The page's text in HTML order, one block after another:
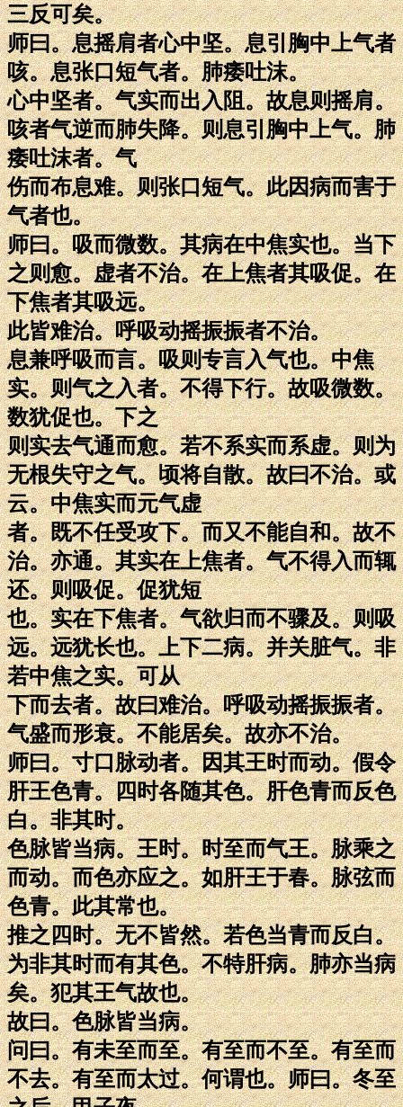
三反可矣。
师曰。息摇肩者心中坚。息引胸中上气者
咳。息张口短气者。肺痿吐沫。
心中坚者。气实而出入阻。故息则摇肩。
咳者气逆而肺失降。则息引胸中上气。肺
痿吐沫者。气
伤而布息难。则张口短气。此因病而害于
气者也。
师曰。吸而微数。其病在中焦实也。当下
之则愈。虚者不治。在上焦者其吸促。在
下焦者其吸远。
此皆难治。呼吸动摇振振者不治。
息兼呼吸而言。吸则专言入气也。中焦
实。则气之入者。不得下行。故吸微数。
数犹促也。下之
则实去气通而愈。若不系实而系虚。则为
无根失守之气。顷将自散。故曰不治。或
云。中焦实而元气虚
者。既不任受攻下。而又不能自和。故不
治。亦通。其实在上焦者。气不得入而辄
还。则吸促。促犹短
也。实在下焦者。气欲归而不骤及。则吸
远。远犹长也。上下二病。并关脏气。非
若中焦之实。可从
下而去者。故曰难治。呼吸动摇振振者。
气盛而形衰。不能居矣。故亦不治。
师曰。寸口脉动者。因其王时而动。假令
肝王色青。四时各随其色。肝色青而反色
白。非其时。
色脉皆当病。王时。时至而气王。脉乘之
而动。而色亦应之。如肝王于春。脉弦而
色青。此其常也。
推之四时。无不皆然。若色当青而反白。
为非其时而有其色。不特肝病。肺亦当病
矣。犯其王气故也。
故曰。色脉皆当病。
问曰。有未至而至。有至而不至。有至而
不去。有至而太过。何谓也。师曰。冬至